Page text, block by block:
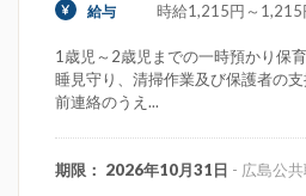
給与 時給1,215円～1,215
1歳児～2歳児までの一時預かり保
睡見守り、清掃作業及び保護者の
前連絡のうえ...
期限： 2026年10月31日 - 広島公